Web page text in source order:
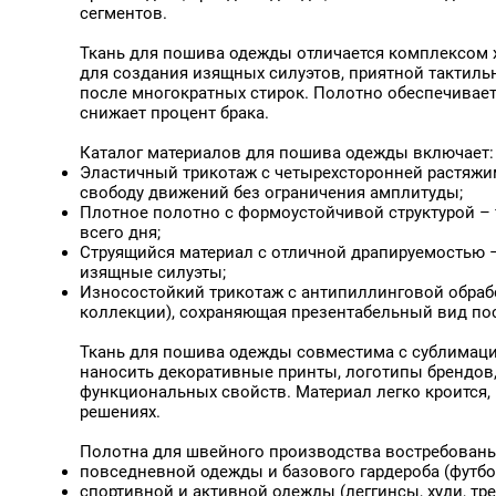
Бордовый 19-1940
Бордовый FB-011
Бордовый FBE-079
Весенний зеленый
Винно-красный FBE-
Винный FB-061
Винный FBE-059
Вишневый 5228
Голубая Лазурь 15-
Голубой
Голубой FB-085
Голубой FBE-017
Голубой FBE-085
Горчичный FBE-008
Графитовый
Аксессуары Замок для
импоста Премиум
сегментов.
Ткань для пошива одежды отличается комплексом
для создания изящных силуэтов, приятной
после многократных стирок. Полотно
снижает процент брака.
Каталог материалов для пошива одежды включает:
Эластичный трикотаж с четырехсторонней
свободу движений без ограничения амплитуды;
Плотное полотно с формоустойчивой структурой
всего дня;
Струящийся материал с отличной
изящные силуэты;
Износостойкий трикотаж с антипиллинговой
коллекции), сохраняющая презентабельный вид
Ткань для пошива одежды совместима с
наносить декоративные принты, логотипы
функциональных свойств. Материал легко
решениях.
Полотна для швейного производства
повседневной одежды и базового гардероба
спортивной и активной одежды (леггинсы, худи,